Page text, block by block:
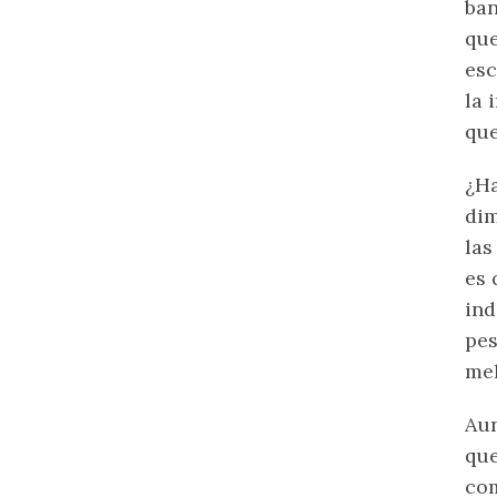
la
es